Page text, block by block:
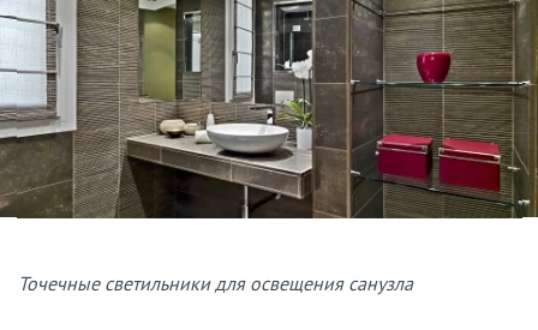
Точечные светильники для освещения санузла